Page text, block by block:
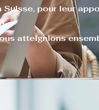
pour leur
atteignions